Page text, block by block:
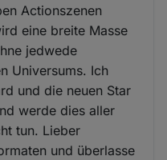
Actionszenen
eine breite Masse
jedwede
Universums. Ich
und die neuen Star
werde dies aller
tun. Lieber
und überlasse